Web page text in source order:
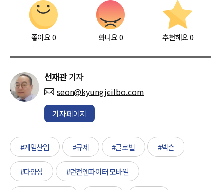
좋아요0 화나요0 추천해요 0
선재관 기자
seon@kyungjeilbo.com
기자페이지
#게임산업 #규제 #글로벌 #넥슨
#다양성 #던전앤파이터 모바일